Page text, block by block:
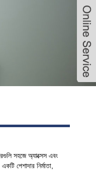
সহজে অ্যাক্সেস এবং
পেশাদার নির্মাতা,